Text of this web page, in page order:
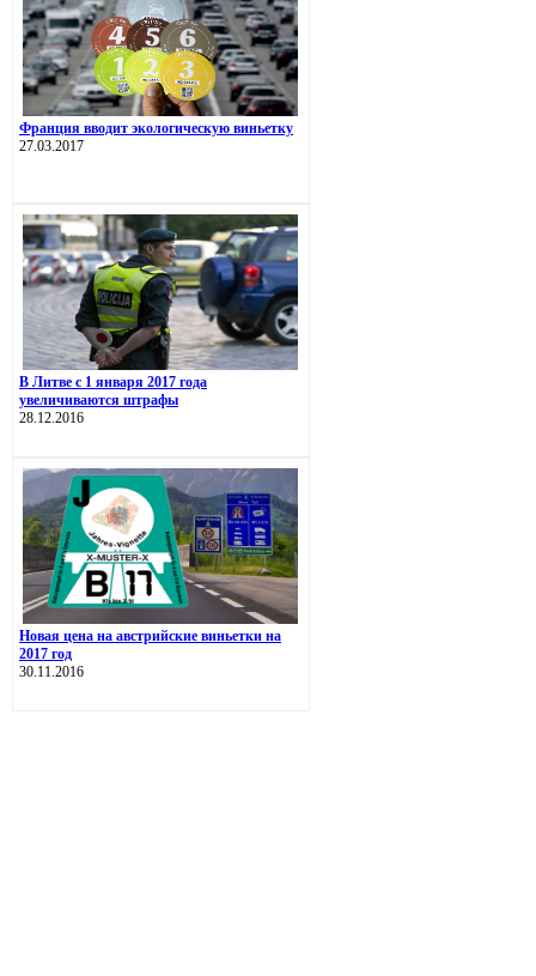
Франция вводит экологическую виньетку
27.03.2017
В Литве с 1 января 2017 года
увеличиваются штрафы
28.12.2016
Новая цена на австрийские виньетки на
2017 год
30.11.2016